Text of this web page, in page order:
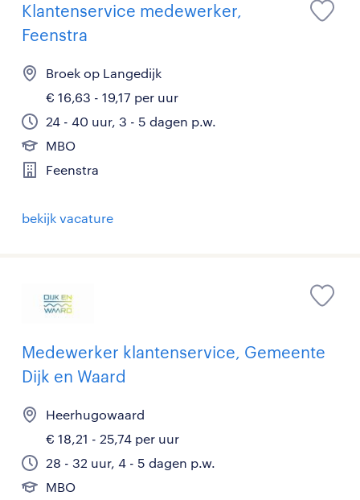
Klantenservice medewerker,
Feenstra
Broek op Langedijk
€ 16,63 - 19,17 per uur
24 - 40 uur, 3 - 5 dagen p.w.
MBO
Feenstra
bekijk vacature
Medewerker klantenservice, Gemeente
Dijk en Waard
Heerhugowaard
€ 18,21 - 25,74 per uur
28 - 32 uur, 4 - 5 dagen p.w.
MBO